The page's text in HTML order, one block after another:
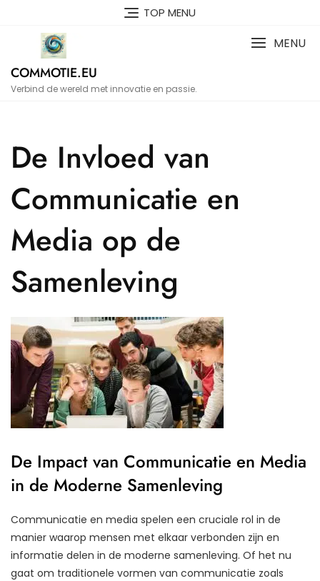
TOP MENU
COMMOTIE.EU
Verbind de wereld met innovatie en passie.
MENU
De Invloed van
Communicatie en
Media op de
Samenleving
De Impact van Communicatie en Media
in de Moderne Samenleving
Communicatie en media spelen een cruciale rol in de
manier waarop mensen met elkaar verbonden zijn en
informatie delen in de moderne samenleving. Of het nu
gaat om traditionele vormen van communicatie zoals